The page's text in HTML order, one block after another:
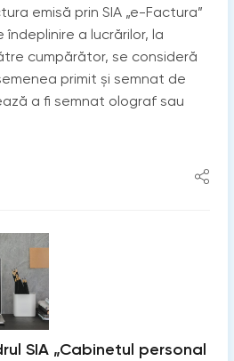
emisă prin SIA „e-Factura”
a lucrărilor, la
cumpărător, se consideră
primit și semnat de
a fi semnat olograf sau
SIA „Cabinetul personal